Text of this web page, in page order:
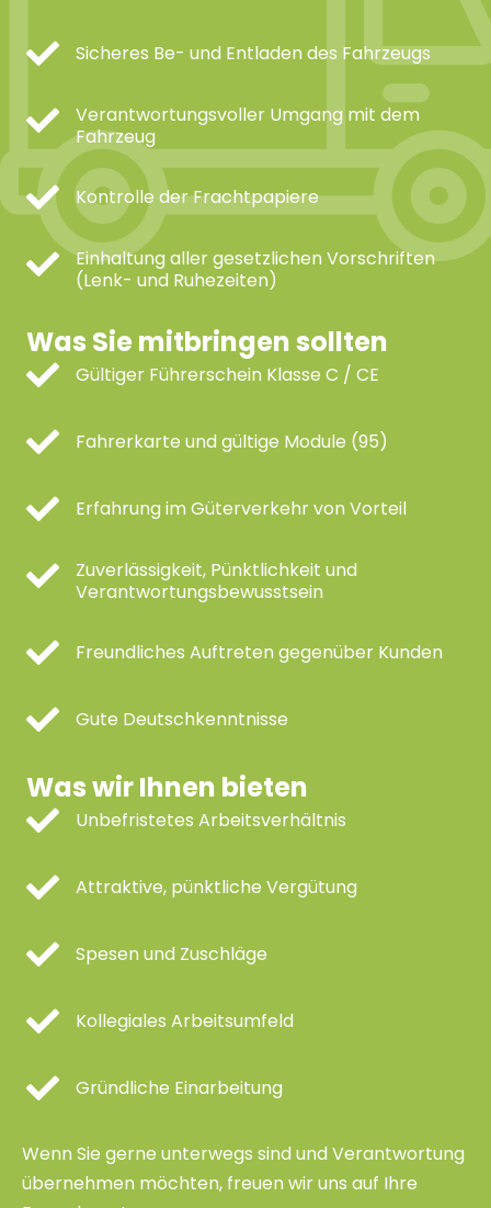
Sicheres Be- und Entladen des Fahrzeugs
Verantwortungsvoller Umgang mit dem
Fahrzeug
Kontrolle der Frachtpapiere
Einhaltung aller gesetzlichen Vorschriften
(Lenk- und Ruhezeiten)
Was Sie mitbringen sollten
Gültiger Führerschein Klasse C / CE
Fahrerkarte und gültige Module (95)
Erfahrung im Güterverkehr von Vorteil
Zuverlässigkeit, Pünktlichkeit und
Verantwortungsbewusstsein
Freundliches Auftreten gegenüber Kunden
Gute Deutschkenntnisse
Was wir Ihnen bieten
Unbefristetes Arbeitsverhältnis
Attraktive, pünktliche Vergütung
Spesen und Zuschläge
Kollegiales Arbeitsumfeld
Gründliche Einarbeitung
Wenn Sie gerne unterwegs sind und Verantwortung
übernehmen möchten, freuen wir uns auf Ihre